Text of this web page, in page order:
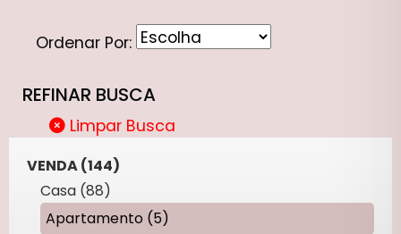
Ordenar Por:
REFINAR BUSCA
Limpar Busca
VENDA (144)
Casa (88)
Apartamento (5)